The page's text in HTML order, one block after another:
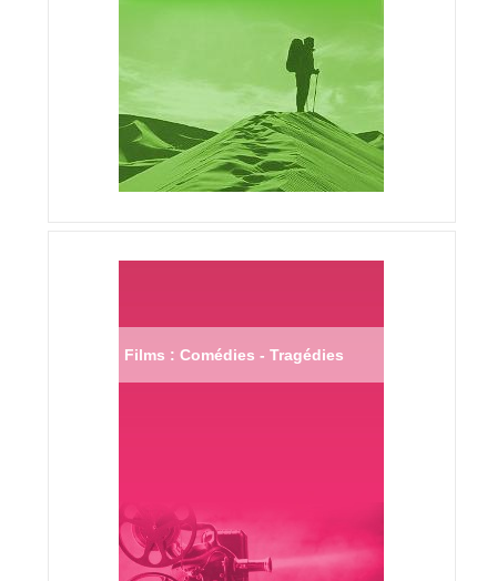
Films : Comédies - Tragédies